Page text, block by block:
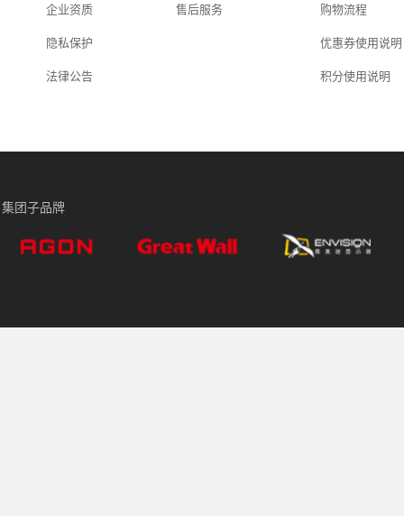
企业资质
隐私保护
法律公告
售后服务 购物流程
优惠券使用说明
积分使用说明
集团子品牌